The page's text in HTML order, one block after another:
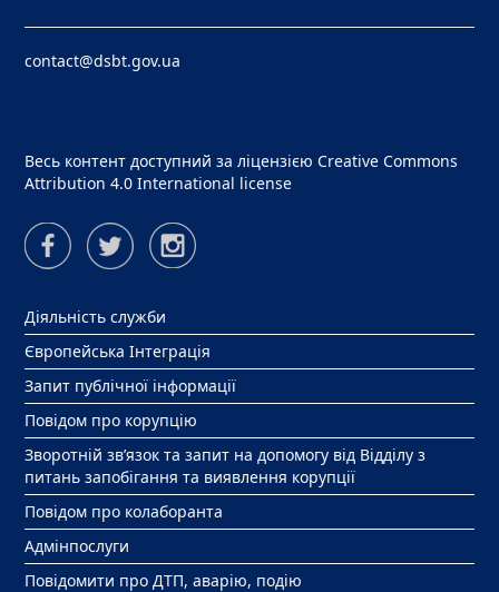
contact@dsbt.gov.ua
Весь контент доступний за ліцензієюCreative Commons
Attribution 4.0 International license
Діяльність служби
Європейська Інтеграція
Запит публічної інформації
Повідом про корупцію
Зворотній зв’язок та запит на допомогу від Відділу з
питань запобігання та виявлення корупції
Повідом про колаборанта
Адмінпослуги
Повідомити про ДТП, аварію, подію